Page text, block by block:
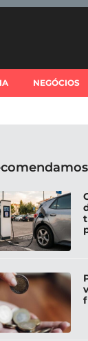
NEGÓCIOS